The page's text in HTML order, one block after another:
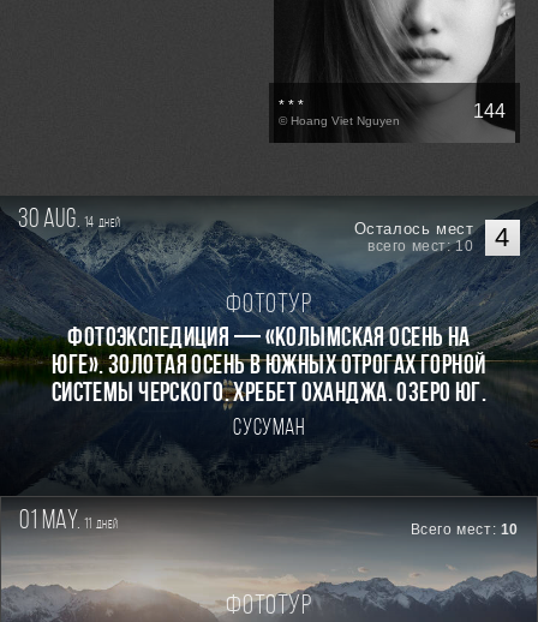
* * *
© Hoang Viet Nguyen 144
30 aug. 14 дней 4
Осталось мест
всего мест: 10
Фототур
Фотоэкспедиция — «Колымская осень на
Юге». Золотая осень в южных отрогах горной
системы Черского. Хребет Оханджа. Озеро Юг.
Сусуман
01 may. 11 дней Всего мест: 10
Фототур